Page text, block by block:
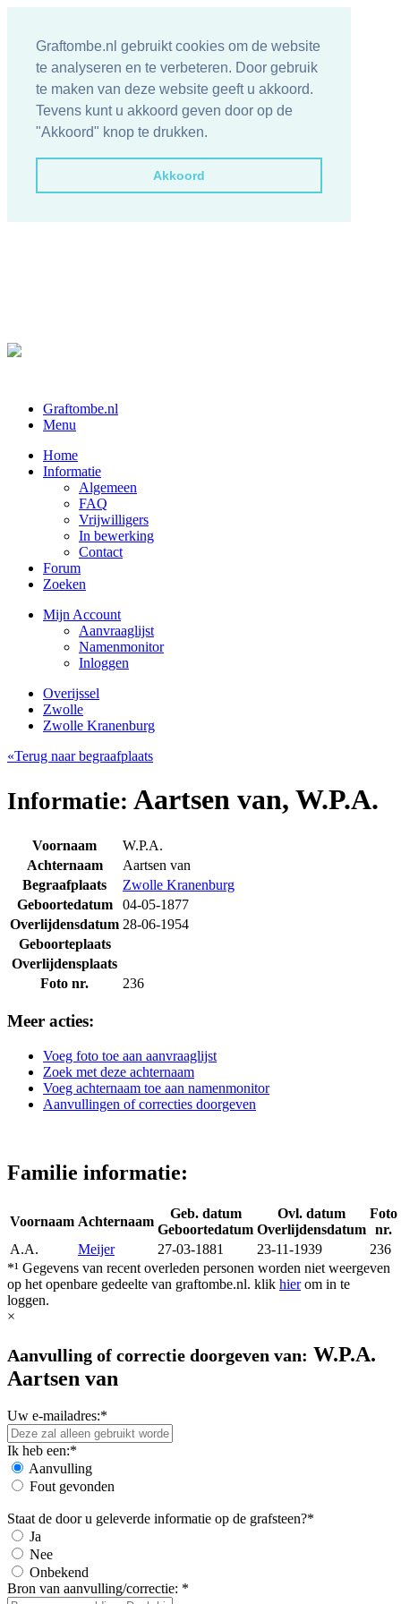
Graftombe.nl gebruikt cookies om de website
te analyseren en te verbeteren. Door gebruik
te maken van deze website geeft u akkoord.
Tevens kunt u akkoord geven door op de
"Akkoord" knop te drukken.
Akkoord
Graftombe.nl
Menu
Home
Informatie
Algemeen
FAQ
Vrijwilligers
In bewerking
Contact
Forum
Zoeken
Mijn Account
Aanvraaglijst
Namenmonitor
Inloggen
Overijssel
Zwolle
Zwolle Kranenburg
«Terug naar begraafplaats
Informatie: Aartsen van, W.P.A.
Voornaam
W.P.A.
Achternaam
Aartsen van
Begraafplaats
Zwolle Kranenburg
Geboortedatum
04-05-1877
Overlijdensdatum 28-06-1954
Geboorteplaats
Overlijdensplaats
Foto nr.
236
Meer acties:
Voeg foto toe aan aanvraaglijst
Zoek met deze achternaam
Voeg achternaam toe aan namenmonitor
Aanvullingen of correcties doorgeven
Familie informatie:
Voornaam Achternaam
Geb. datum
Geboortedatum
Ovl. datum
Overlijdensdatum
Foto
nr.
A.A.
Meijer 27-03-1881 23-11-1939
236
*¹ Gegevens van recent overleden personen worden niet weergeven
op het openbare gedeelte van graftombe.nl. klik hierom in te
loggen.
×
Aanvulling of correctie doorgeven van: W.P.A.
Aartsen van
Uw e-mailadres:*
Ik heb een:*
Aanvulling
Fout gevonden
Staat de door u geleverde informatie op de grafsteen?*
Ja
Nee
Onbekend
Bron van aanvulling/correctie: *